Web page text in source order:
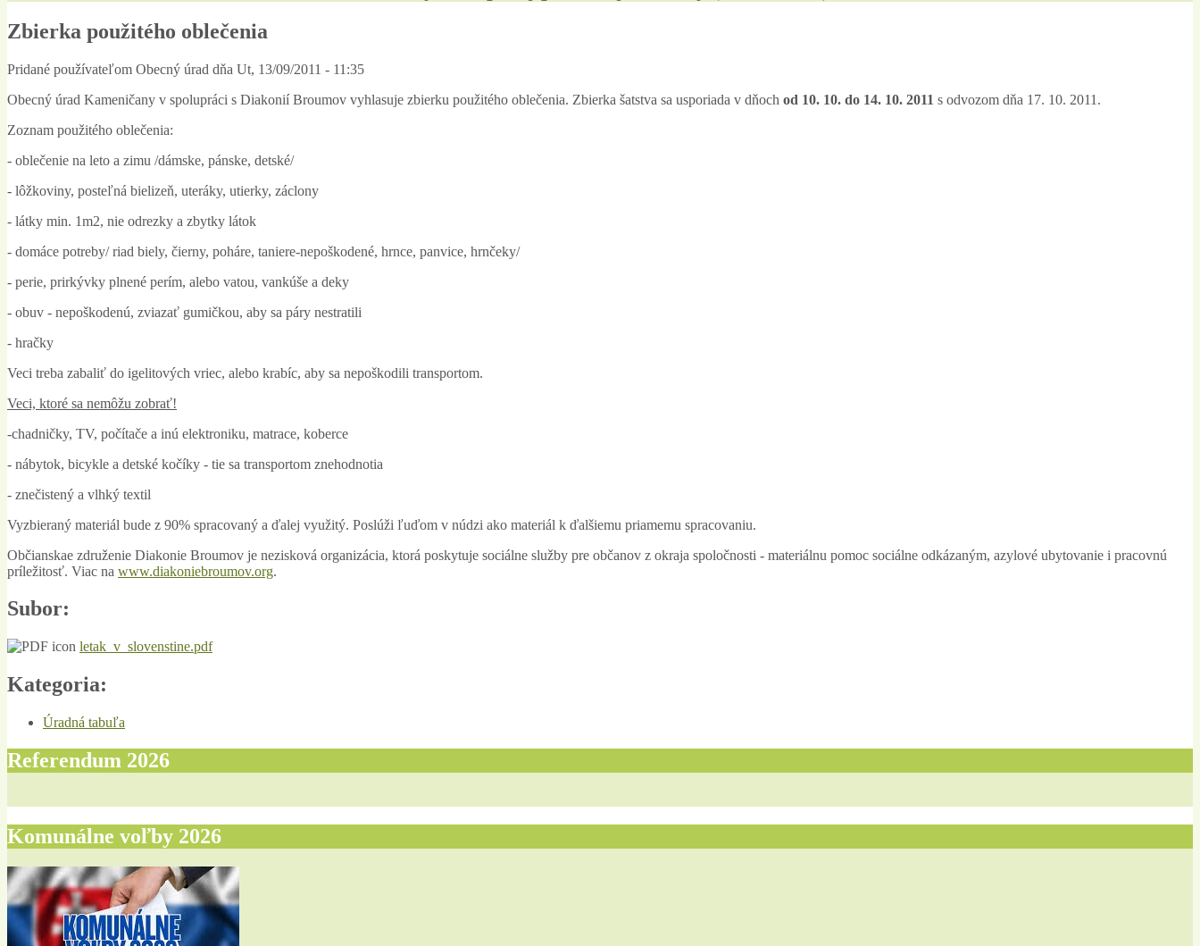
Zbierka použitého oblečenia
Pridané používateľom Obecný úrad dňa Ut, 13/09/2011 - 11:35
Obecný úrad Kameničany v spolupráci s Diakonií Broumov vyhlasuje zbierku použitého oblečenia. Zbierka šatstva sa usporiada v dňoch od 10. 10. do 14. 10. 2011 s odvozom dňa 17. 10. 2011.
Zoznam použitého oblečenia:
- oblečenie na leto a zimu /dámske, pánske, detské/
- lôžkoviny, posteľná bielizeň, uteráky, utierky, záclony
- látky min. 1m2, nie odrezky a zbytky látok
- domáce potreby/ riad biely, čierny, poháre, taniere-nepoškodené, hrnce, panvice, hrnčeky/
- perie, prirkývky plnené perím, alebo vatou, vankúše a deky
- obuv - nepoškodenú, zviazať gumičkou, aby sa páry nestratili
- hračky
Veci treba zabaliť do igelitových vriec, alebo krabíc, aby sa nepoškodili transportom.
Veci, ktoré sa nemôžu zobrať!
-chadničky, TV, počítače a inú elektroniku, matrace, koberce
- nábytok, bicykle a detské kočíky - tie sa transportom znehodnotia
- znečistený a vlhký textil
Vyzbieraný materiál bude z 90% spracovaný a ďalej využitý. Poslúži ľuďom v núdzi ako materiál k ďalšiemu priamemu spracovaniu.
Občianskae združenie Diakonie Broumov je nezisková organizácia, ktorá poskytuje sociálne služby pre občanov z okraja spoločnosti - materiálnu pomoc sociálne odkázaným, azylové ubytovanie i pracovnú
príležitosť. Viac na www.diakoniebroumov.org.
Subor:
letak_v_slovenstine.pdf
Kategoria:
Úradná tabuľa
Referendum 2026
Komunálne voľby 2026